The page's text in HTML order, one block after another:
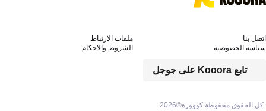
كل الحقوق محفوظة كووورة©2026
تابع Kooora على جوجل
اتصل بنا
ملفات الارتباط
سياسة الخصوصية
الشروط والاحكام